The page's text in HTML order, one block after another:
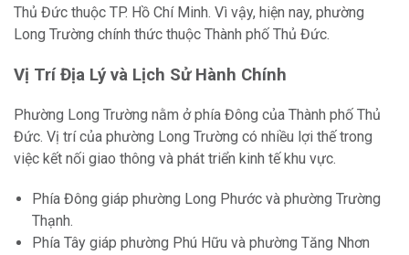
Thủ Đức thuộc TP. Hồ Chí Minh. Vì vậy, hiện nay, phường
Long Trường chính thức thuộc Thành phố Thủ Đức.
Vị Trí Địa Lý và Lịch Sử Hành Chính
Phường Long Trường nằm ở phía Đông của Thành phố Thủ
Đức. Vị trí của phường Long Trường có nhiều lợi thế trong
việc kết nối giao thông và phát triển kinh tế khu vực.
Phía Đông giáp phường Long Phước và phường Trường
Thạnh.
Phía Tây giáp phường Phú Hữu và phường Tăng Nhơn